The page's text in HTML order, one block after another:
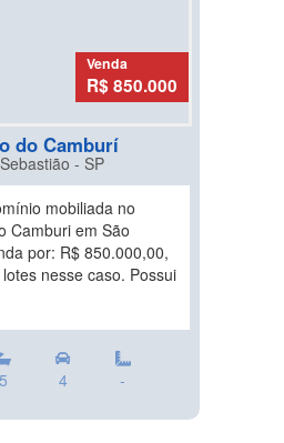
Venda
R$ 850.000
do Camburí
- SP
mobiliada no
Camburi em São
por: R$ 850.000,00,
nesse caso. Possui
5 4 -